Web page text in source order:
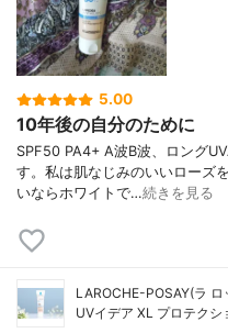
5.00
10年後の自分のために
SPF50 PA4+ A波B波、ロング
す。私は肌なじみのいいローズ
いならホワイトで…続きを見る
LAROCHE-POSAY(ラ ロ
UVイデア XL プロテクシ